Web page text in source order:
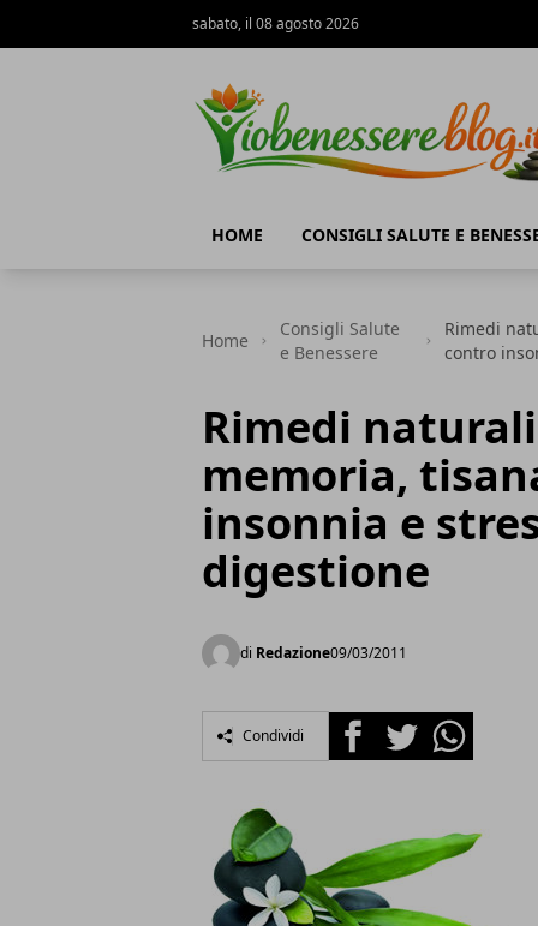
sabato, il 08 agosto 2026
HOME CONSIGLI SALUTE E
Home
Consigli Salute
e Benessere
Rimedi
contro
Rimedi
memoria,
insonnia e
digestione
di Redazione09/03/2011
Condividi FacebookTwitterWhatsapp